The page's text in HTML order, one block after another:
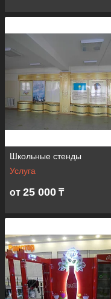
Школьные стенды
Услуга
от 25 000 ₸